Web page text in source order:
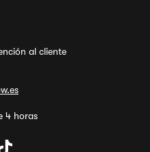
al cliente
4 horas